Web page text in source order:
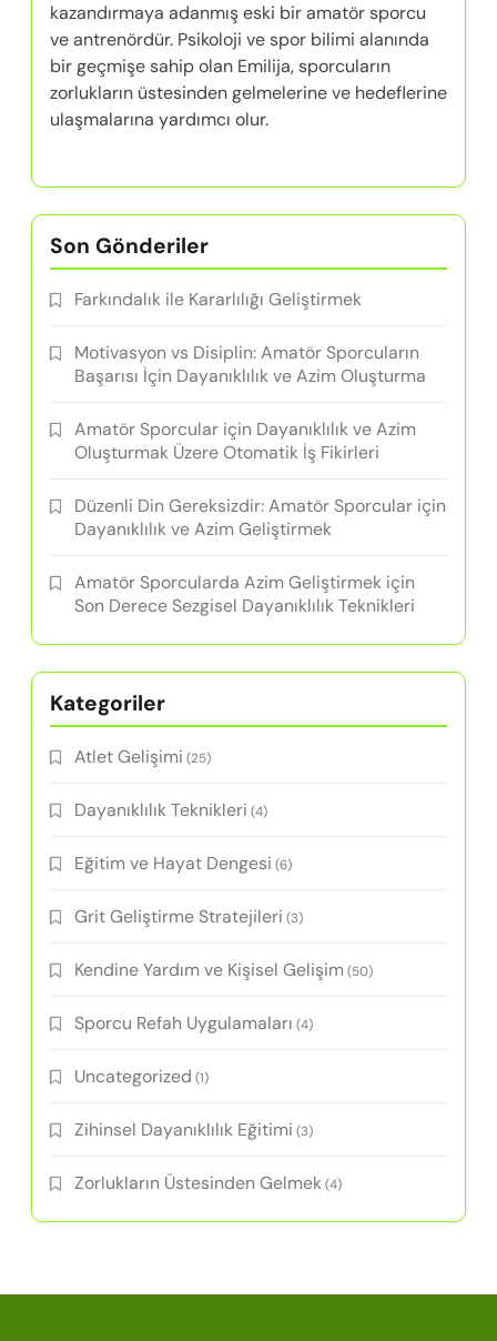
kazandırmaya adanmış eski bir amatör sporcu
ve antrenördür. Psikoloji ve spor bilimi alanında
bir geçmişe sahip olan Emilija, sporcuların
zorlukların üstesinden gelmelerine ve hedeflerine
ulaşmalarına yardımcı olur.
Son Gönderiler
Farkındalık ile Kararlılığı Geliştirmek
Motivasyon vs Disiplin: Amatör Sporcuların
Başarısı İçin Dayanıklılık ve Azim Oluşturma
Amatör Sporcular için Dayanıklılık ve Azim
Oluşturmak Üzere Otomatik İş Fikirleri
Düzenli Din Gereksizdir: Amatör Sporcular için
Dayanıklılık ve Azim Geliştirmek
Amatör Sporcularda Azim Geliştirmek için
Son Derece Sezgisel Dayanıklılık Teknikleri
Kategoriler
Atlet Gelişimi (25)
Dayanıklılık Teknikleri (4)
Eğitim ve Hayat Dengesi (6)
Grit Geliştirme Stratejileri (3)
Kendine Yardım ve Kişisel Gelişim (50)
Sporcu Refah Uygulamaları (4)
Uncategorized (1)
Zihinsel Dayanıklılık Eğitimi (3)
Zorlukların Üstesinden Gelmek(4)